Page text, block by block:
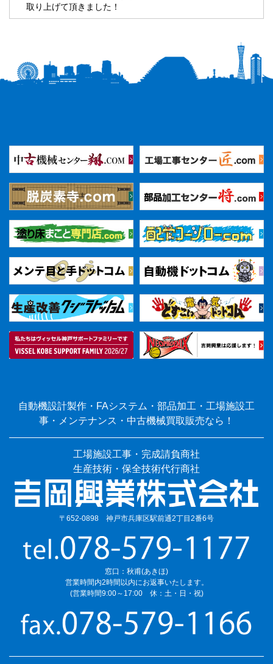
取り上げて頂きました！
自動機設計製作・FAシステム・部品加工・工場施設工
事・メンテナンス・中古機械買取販売なら！
工場施設工事・完成請負商社
生産技術・保全技術代行商社
〒652-0898 神戸市兵庫区駅前通2丁目2番6号
窓口：秋甫(あきほ)
営業時間内2時間以内にお返事いたします。
(営業時間9:00～17:00 休：土・日・祝)